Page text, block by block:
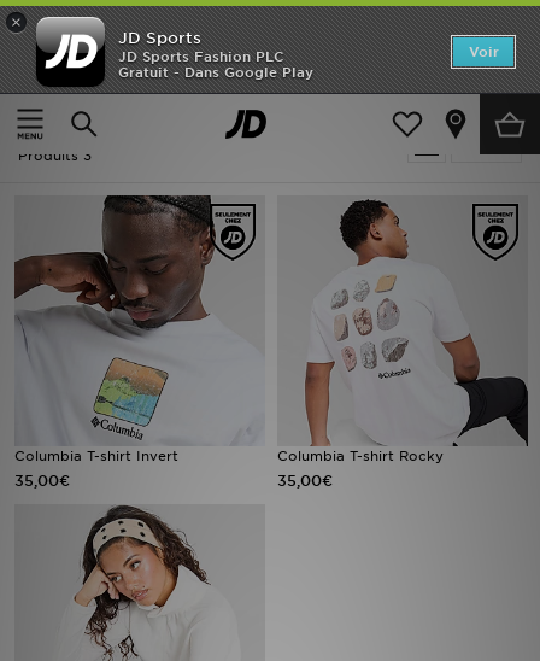
×
JD Sports
JD Sports Fashion PLC
Gratuit - Dans Google Play
Voir
Accueil
Blanc Columbia
Blanc Columbia
Produits 3
Columbia T-shirt Invert
35,00€
Columbia T-shirt Rocky
35,00€
Accueil
Nouveautés
Homme
Enfant
Collections
Football
Sports
PROMOS
Mon JD
Suivre Ma Commande